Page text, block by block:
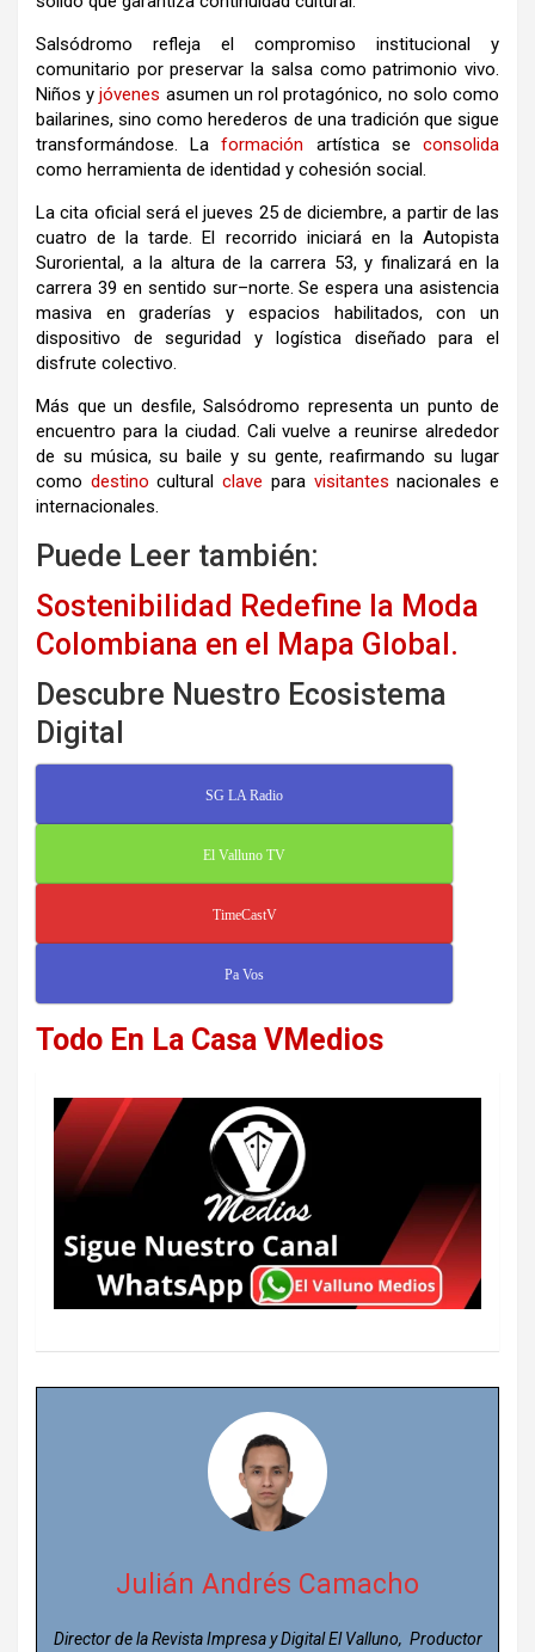
Salsódromo refleja el compromiso institucional y
comunitario por preservar la salsa como patrimonio vivo.
Niños yjóvenes asumen un rol protagónico, no solo como
bailarines, sino como herederos de una tradición que sigue
transformándose. Laformación artística seconsolida
como herramienta de identidad y cohesión social.
La cita oficial será el jueves 25 de diciembre, a partir de las
cuatro de la tarde. El recorrido iniciará en la Autopista
Suroriental, a la altura de la carrera 53, y finalizará en la
carrera 39 en sentido sur–norte. Se espera una asistencia
masiva en graderías y espacios habilitados, con un
dispositivo de seguridad y logística diseñado para el
disfrute colectivo.
Más que un desfile, Salsódromo representa un punto de
encuentro para la ciudad. Cali vuelve a reunirse alrededor
de su música, su baile y su gente, reafirmando su lugar
como destino culturalclave para visitantes nacionales e
internacionales.
Puede Leer también:
Sostenibilidad Redefine la Moda
Colombiana en el Mapa Global.
Descubre Nuestro Ecosistema
Digital
SG LA Radio
El Valluno TV
TimeCastV
Pa Vos
Todo En La Casa VMedios
Julián Andrés Camacho
Director de la Revista Impresa y Digital El Valluno, Productor